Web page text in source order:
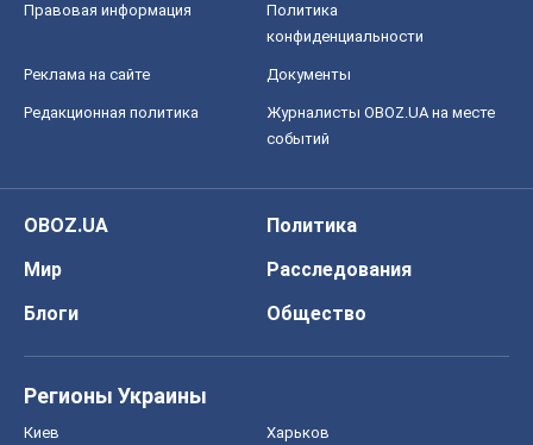
Правовая информация
Политика
конфиденциальности
Реклама на сайте Документы
Редакционная политика
Журналисты OBOZ.UA на месте
событий
OBOZ.UA
Политика
Мир
Расследования
Блоги
Общество
Регионы Украины
Киев Харьков